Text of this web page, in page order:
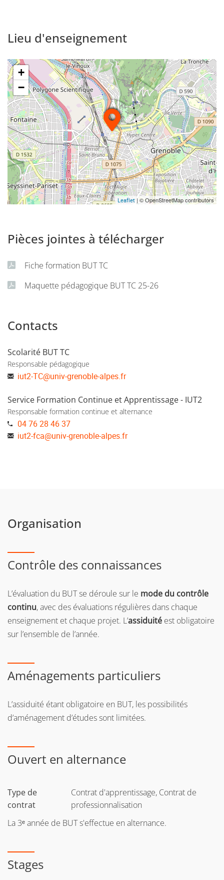
Lieu d'enseignement
+
−
Leaflet| © OpenStreetMap contributors
Pièces jointes à télécharger
Fiche formation BUT TC
Maquette pédagogique BUT TC 25-26
Contacts
Scolarité BUT TC
Responsable pédagogique
iut2-TC@univ-grenoble-alpes.fr
Service Formation Continue et Apprentissage - IUT2
Responsable formation continue et alternance
04 76 28 46 37
iut2-fca@univ-grenoble-alpes.fr
Organisation
Contrôle des connaissances
L’évaluation du BUT se déroule sur le mode du contrôle
continu, avec des évaluations régulières dans chaque
enseignement et chaque projet. L’assiduité est obligatoire
sur l’ensemble de l’année.
Aménagements particuliers
L’assiduité étant obligatoire en BUT, les possibilités
d’aménagement d’études sont limitées.
Ouvert en alternance
Type de
contrat
Contrat d'apprentissage, Contrat de
professionnalisation
La 3ᵉ année de BUT s'effectue en alternance.
Stages